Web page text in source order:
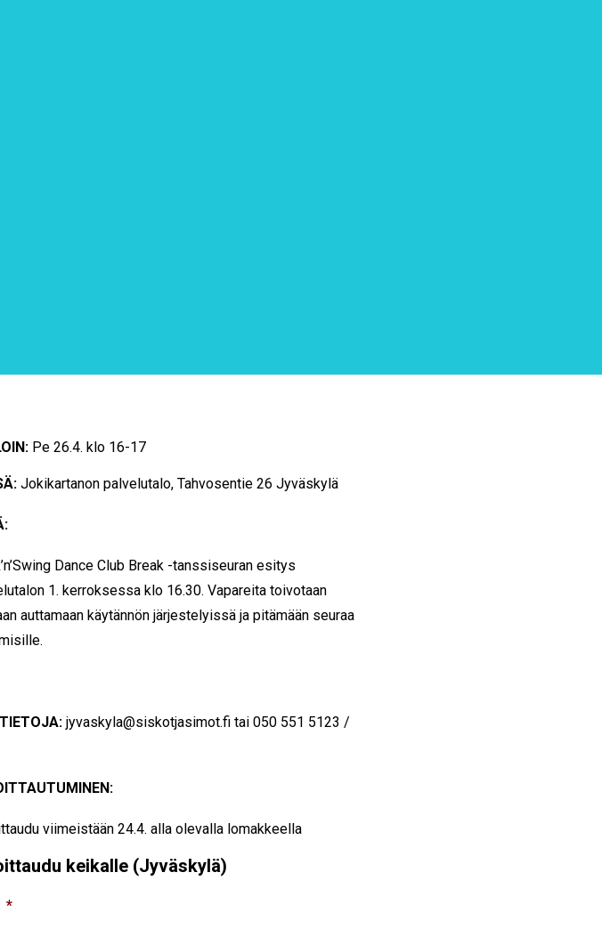
Pe 26.4. klo 16-17
Jokikartanon palvelutalo, Tahvosentie 26 Jyväskylä
Dance Club Break -tanssiseuran esitys
1. kerroksessa klo 16.30. Vapareita toivotaan
auttamaan käytännön järjestelyissä ja pitämään seuraa
jyvaskyla@siskotjasimot.fi tai 050 551 5123 /
viimeistään 24.4. alla olevalla lomakkeella
keikalle (Jyväskylä)
*